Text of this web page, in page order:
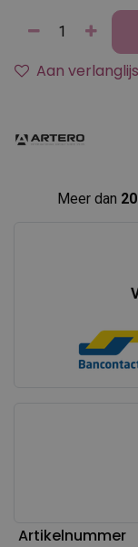
Aan
Meer dan
Artikelnummer